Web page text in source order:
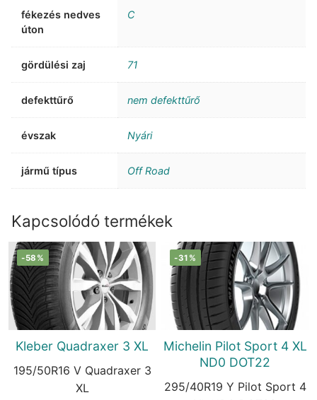
fékezés nedves
úton
C
gördülési zaj 71
defekttűrő nem defekttűrő
évszak Nyári
jármű típus Off Road
Kapcsolódó termékek
-58%
Kleber Quadraxer 3 XL
195/50R16 V Quadraxer 3
XL
-31%
Michelin Pilot Sport 4 XL
ND0 DOT22
295/40R19 Y Pilot Sport 4